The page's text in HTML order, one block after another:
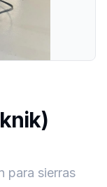
para sierras